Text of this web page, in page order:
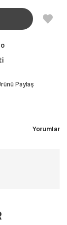
Paylaş
Yorumlar